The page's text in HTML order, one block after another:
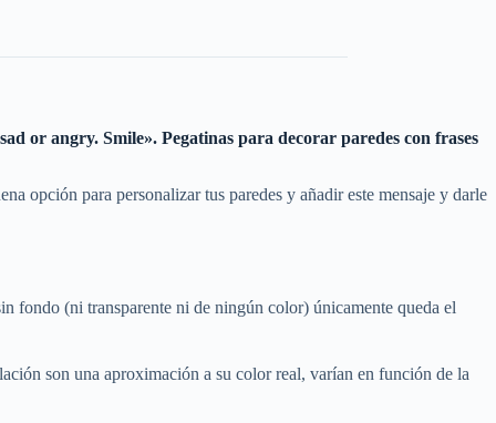
or angry. Smile». Pegatinas para decorar paredes con frases
opción para personalizar tus paredes y añadir este mensaje y darle
fondo (ni transparente ni de ningún color) únicamente queda el
son una aproximación a su color real, varían en función de la